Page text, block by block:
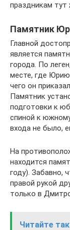
праздникам тут
Памятник
Главной
является
города. По
месте, где
чего он
Памятник
подготовки к
спиной к
входа не было,
На
находится
году). Забавно,
правой рукой
только в
Читайте